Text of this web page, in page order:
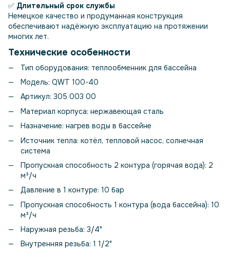
✅ Длительный срок службы
Немецкое качество и продуманная конструкция
обеспечивают надёжную эксплуатацию на протяжении
многих лет.
Технические особенности
Тип оборудования: теплообменник для бассейна
Модель: QWT 100-40
Артикул: 305 003 00
Материал корпуса: нержавеющая сталь
Назначение: нагрев воды в бассейне
Источник тепла: котёл, тепловой насос, солнечная
система
Пропускная способность 2 контура (горячая вода): 2
м³/ч
Давление в 1 контуре: 10 бар
Пропускная способность 1 контура (вода бассейна): 10
м³/ч
Наружная резьба: 3/4"
Внутренняя резьба: 1 1/2"